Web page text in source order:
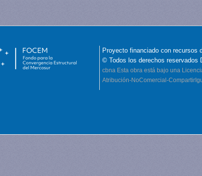
Proyecto financiado con recursos
© Todos los derechos reservados
cbna Esta obra está bajo una
Atribución-NoComercial-